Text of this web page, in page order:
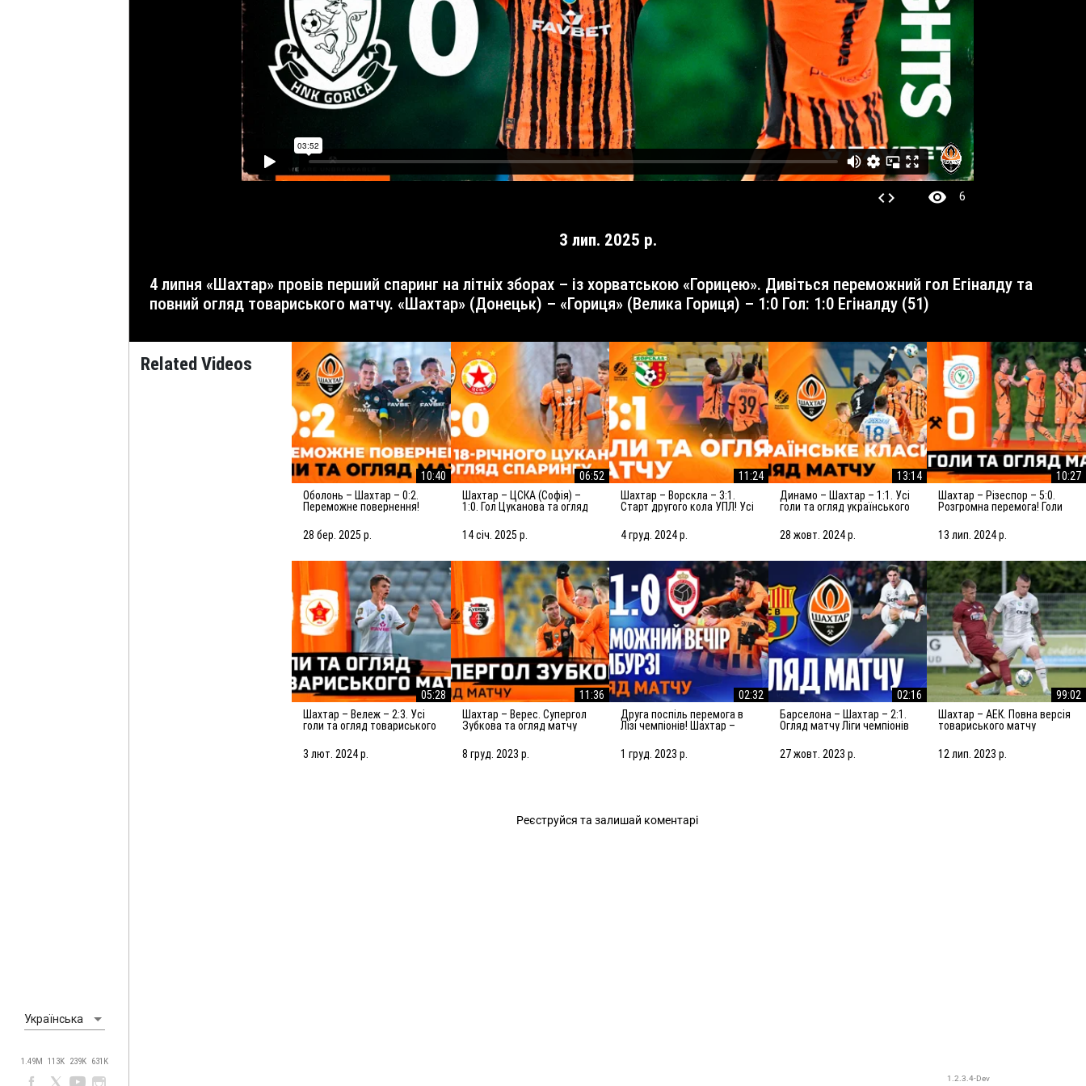
Українська
1.49M 113K 239K 631K
code visibility 6
3 лип. 2025 р.
4 липня «Шахтар» провів перший спаринг на літніх зборах – із хорватською «Горицею». Дивіться переможний гол Егіналду та
повний огляд товариського матчу. «Шахтар» (Донецьк) – «Гориця» (Велика Гориця) – 1:0 Гол: 1:0 Егіналду (51)
Related Videos
10:40
Оболонь – Шахтар – 0:2.
Переможне повернення!
(29.03.2025)
28 бер. 2025 р.
06:52
Шахтар – ЦСКА (Софія) –
1:0. Гол Цуканова та огляд
(15.01.2025)
14 січ. 2025 р.
11:24
Шахтар – Ворскла – 3:1.
Старт другого кола УПЛ! Усі
(05.12.2024)
4 груд. 2024 р.
13:14
Динамо – Шахтар – 1:1. Усі
голи та огляд українського
28 жовт. 2024 р.
10:27
Шахтар – Різеспор – 5:0.
Розгромна перемога! Голи
13 лип. 2024 р.
05:28
Шахтар – Вележ – 2:3. Усі
голи та огляд товариського
3 лют. 2024 р.
11:36
Шахтар – Верес. Супергол
Зубкова та огляд матчу
8 груд. 2023 р.
02:32
Друга поспіль перемога в
Лізі чемпіонів! Шахтар –
матчу (28.11.2023)
1 груд. 2023 р.
02:16
Барселона – Шахтар – 2:1.
Огляд матчу Ліги чемпіонів
27 жовт. 2023 р.
99:02
Шахтар – АЕК. Повна версія
товариського матчу
Нідерландах
12 лип. 2023 р.